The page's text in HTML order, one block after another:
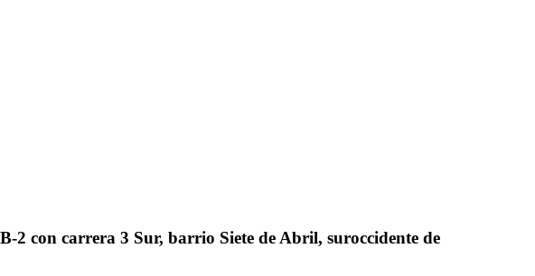
2 con carrera 3 Sur, barrio Siete de Abril, suroccidente de